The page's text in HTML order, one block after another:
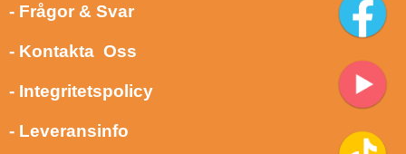
- Frågor & Svar
- Kontakta Oss
- Integritetspolicy
- Leveransinfo